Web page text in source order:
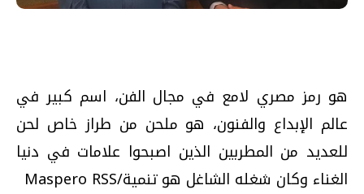
هو رمز مصري لامع في مجال الفن، اسم كبير في
عالم الإبداع والفنون، هو ملحن من طراز خاص لحن
للعديد من المطربين الذين اصبحوا علامات في دنيا
الغناء وكان شغله الشاغل هو تنمية/Maspero RSS